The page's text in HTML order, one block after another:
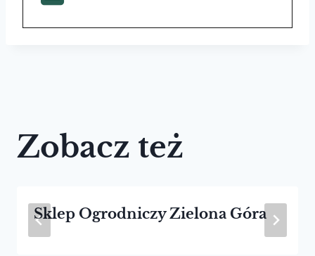
Zobacz też
Sklep Ogrodniczy Zielona Góra